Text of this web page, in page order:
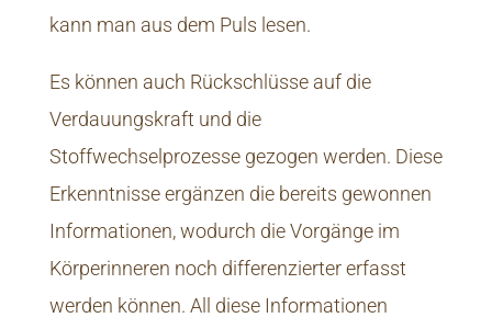
kann man aus dem Puls lesen.
Es können auch Rückschlüsse auf die
Verdauungskraft und die
Stoffwechselprozesse gezogen werden. Diese
Erkenntnisse ergänzen die bereits gewonnen
Informationen, wodurch die Vorgänge im
Körperinneren noch differenzierter erfasst
werden können. All diese Informationen